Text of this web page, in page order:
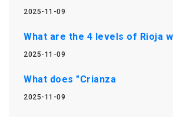
2025-11-09
What are the 4 levels of Rioja
2025-11-09
What does "Crianza
2025-11-09